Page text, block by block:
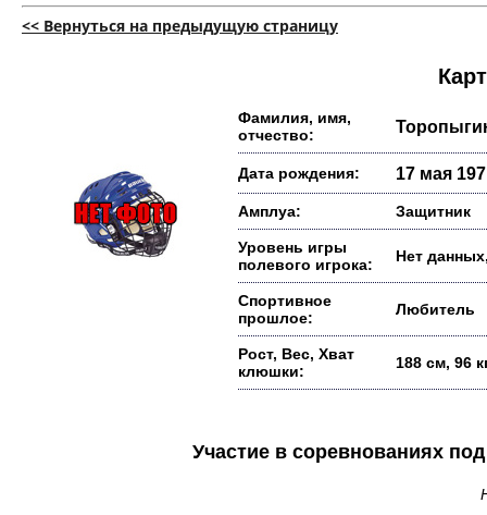
<< Вернуться на предыдущую страницу
Фамилия, имя,
отчество:
Дата рождения: 17 мая
Амплуа: Защитник
Уровень игры
полевого игрока:
Нет
Спортивное
прошлое:
Любитель
Рост, Вес, Хват
клюшки:
188 см, 96
Участие в соревнованиях